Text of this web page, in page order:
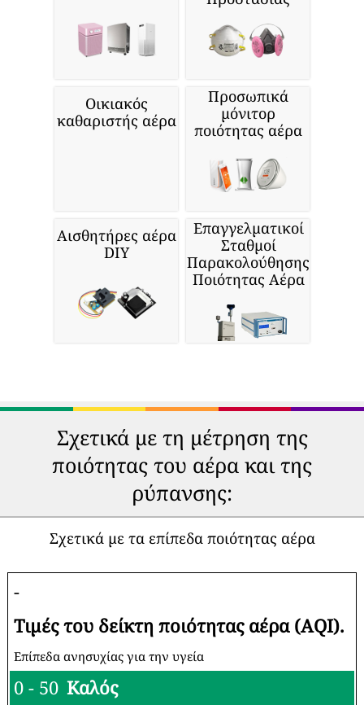
Οικιακός
καθαριστής αέρα
Προσωπικά
μόνιτορ
ποιότητας αέρα
Αισθητήρες αέρα
DIY
Επαγγελματικοί
Σταθμοί
Παρακολούθησης
Ποιότητας Αέρα
Σχετικά με τη μέτρηση της
ποιότητας του αέρα και της
ρύπανσης:
Σχετικά με τα επίπεδα ποιότητας αέρα
-
Τιμές του δείκτη ποιότητας αέρα (AQI).
Επίπεδα ανησυχίας για την υγεία
0 - 50 Καλός